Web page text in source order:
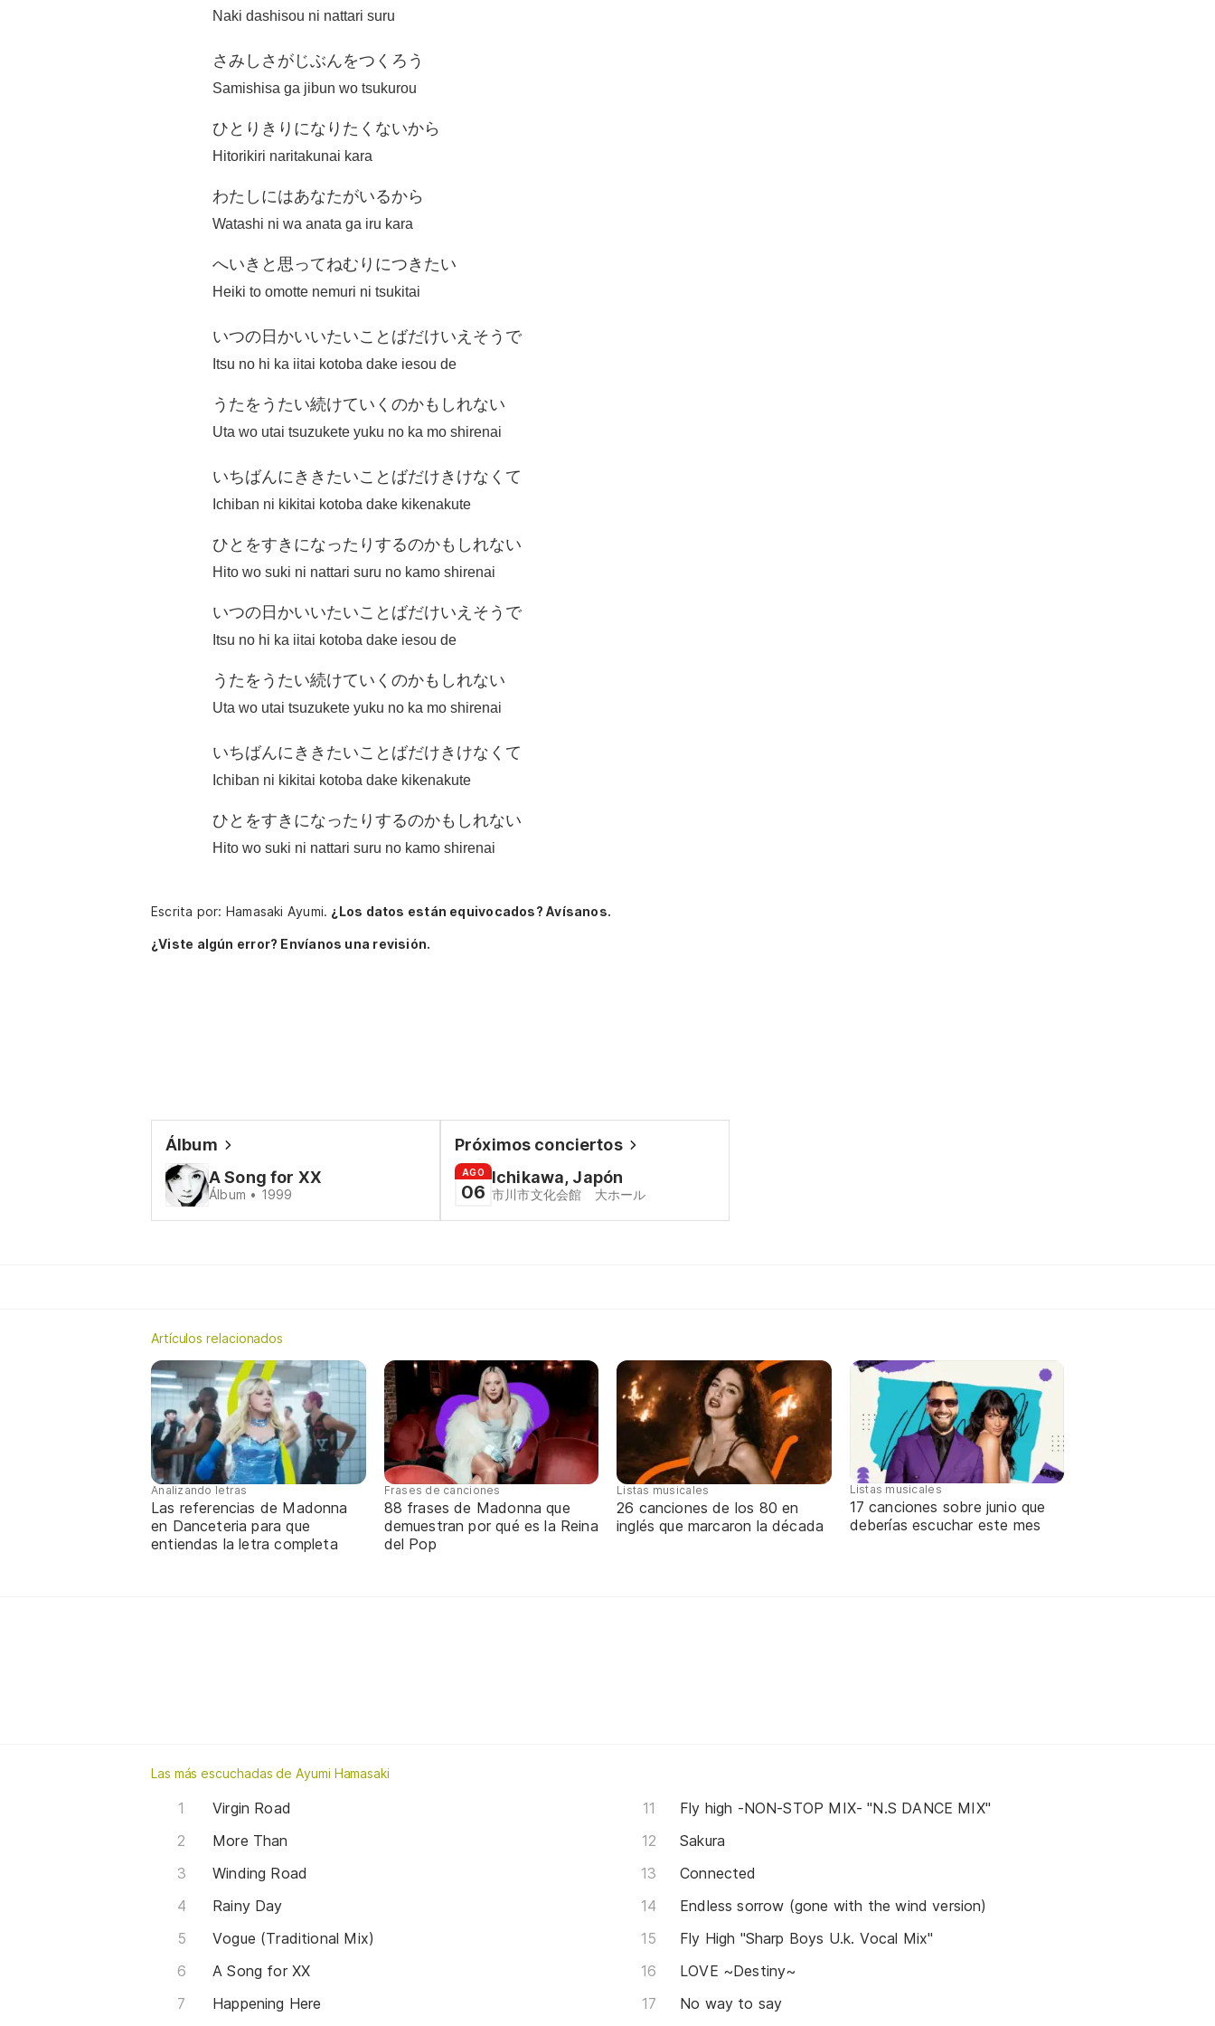
Naki dashisou ni nattari suru
さみしさがじぶんをつくろう
Samishisa ga jibun wo tsukurou
ひとりきりになりたくないから
Hitorikiri naritakunai kara
わたしにはあなたがいるから
Watashi ni wa anata ga iru kara
へいきと思ってねむりにつきたい
Heiki to omotte nemuri ni tsukitai
いつの日かいいたいことばだけいえそうで
Itsu no hi ka iitai kotoba dake iesou de
うたをうたい続けていくのかもしれない
Uta wo utai tsuzukete yuku no ka mo shirenai
いちばんにききたいことばだけきけなくて
Ichiban ni kikitai kotoba dake kikenakute
ひとをすきになったりするのかもしれない
Hito wo suki ni nattari suru no kamo shirenai
いつの日かいいたいことばだけいえそうで
Itsu no hi ka iitai kotoba dake iesou de
うたをうたい続けていくのかもしれない
Uta wo utai tsuzukete yuku no ka mo shirenai
いちばんにききたいことばだけきけなくて
Ichiban ni kikitai kotoba dake kikenakute
ひとをすきになったりするのかもしれない
Hito wo suki ni nattari suru no kamo shirenai
Escrita por: Hamasaki Ayumi. ¿Los datos están equivocados? Avísanos.
¿Viste algún error? Envíanos una revisión.
Álbum
A Song for XX
Álbum • 1999
Próximos conciertos
AGO
06
Ichikawa, Japón
市川市文化会館 大ホール
Artículos relacionados
Analizando letras
Las referencias de Madonna
en Danceteria para que
entiendas la letra completa
Frases de canciones
88 frases de Madonna que
demuestran por qué es la Reina
del Pop
Listas musicales
26 canciones de los 80 en
inglés que marcaron la década
Listas musicales
17 canciones sobre junio que
deberías escuchar este mes
Las más escuchadas de Ayumi Hamasaki
Virgin Road
More Than
Winding Road
Rainy Day
Vogue (Traditional Mix)
A Song for XX
Happening Here
Fly high -NON-STOP MIX- "N.S DANCE MIX"
Sakura
Connected
Endless sorrow (gone with the wind version)
Fly High "Sharp Boys U.k. Vocal Mix"
LOVE ~Destiny~
No way to say